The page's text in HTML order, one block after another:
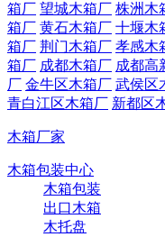
箱厂 望城木箱厂 株洲木
箱厂 黄石木箱厂 十堰木
箱厂 荆门木箱厂 孝感木
箱厂 成都木箱厂 成都高
厂 金牛区木箱厂 武侯区
青白江区木箱厂 新都区
木箱厂家
木箱包装中心
木箱包装
出口木箱
木托盘